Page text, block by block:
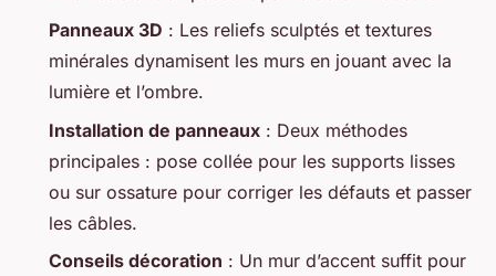
Panneaux 3D : Les reliefs sculptés et textures
minérales dynamisent les murs en jouant avec la
lumière et l’ombre.
Installation de panneaux : Deux méthodes
principales : pose collée pour les supports lisses
ou sur ossature pour corriger les défauts et passer
les câbles.
Conseils décoration : Un mur d’accent suffit pour